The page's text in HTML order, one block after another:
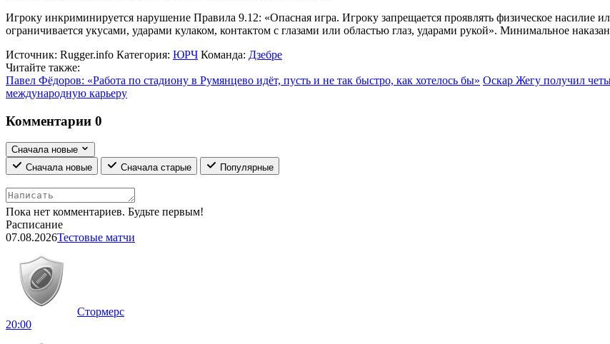
Игроку инкриминируется нарушение Правила 9.12: «Опасная игра. Игроку запрещается проявлять физическое насилие
ограничивается укусами, ударами кулаком, контактом с глазами или областью глаз, ударами рукой». Минимальное
Источник: Rugger.info Категория: ЮРЧ Команда: Дзебре
Читайте также:
Павел Фёдоров: «Работа по стадиону в Румянцево идёт, пусть и не так быстро, как хотелось бы» Оскар Жегу получил
международную карьеру
Комментарии 0
Сначала новые
Сначала новые
Сначала старые Популярные
Пока нет комментариев. Будьте первым!
Расписание
07.08.2026Тестовые матчи
Стормерс
20:00